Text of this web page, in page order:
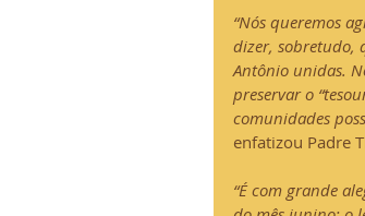
“Nós queremos
dizer, sobretudo,
Antônio unidas.
preservar o
comunidades
enfatizou Padre
“É com grande